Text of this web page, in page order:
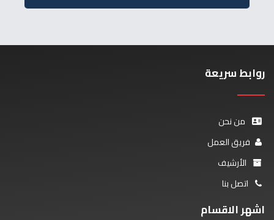
روابط سريعة
من نحن
فريق العمل
الأرشيف
اتصل بنا
اشهر الاقسام